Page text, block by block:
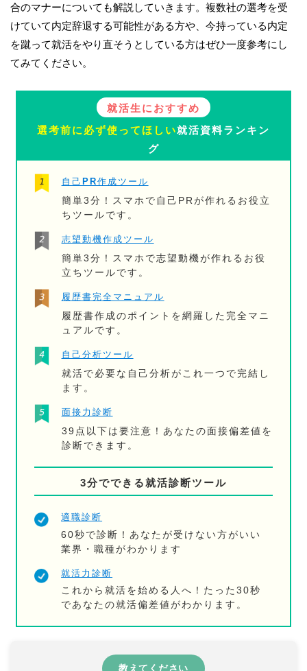
合のマナーについても解説していきます。複数社の選考を受
けていて内定辞退する可能性がある方や、今持っている内定
を蹴って就活をやり直そうとしている方はぜひ一度参考にし
てみてください。
就活生におすすめ
選考前に必ず使ってほしい就活資料ランキン
グ
自己PR作成ツール
簡単3分！スマホで自己PRが作れるお役立
ちツールです。
志望動機作成ツール
簡単3分！スマホで志望動機が作れるお役
立ちツールです。
履歴書完全マニュアル
履歴書作成のポイントを網羅した完全マニ
ュアルです。
自己分析ツール
就活で必要な自己分析がこれ一つで完結し
ます。
面接力診断
39点以下は要注意！あなたの面接偏差値を
診断できます。
3分でできる就活診断ツール
適職診断
60秒で診断！あなたが受けない方がいい
業界・職種がわかります
就活力診断
これから就活を始める人へ！たった30秒
であなたの就活偏差値がわかります。